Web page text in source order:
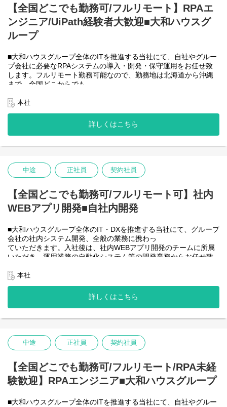
フレックスです。
●AIチーム(４名)●
業務内容
・Microsoft Copilot を利用したエージェント運用・管理
・生成AIを用いたAIエージェントの設計・開発・改善
・Azureを利用したAIエージェント基盤の構築・連携
・AIエージェントの運用支援
入社後は研修の後、チーム開発をベースにOJTを行いながら実案
＜クライアントは大和ハウスグループ全体＞
出資は大和ハウス本体になりますが、売上好調かつDX推進の優先
度が高いため、投資を惜しむことはありません。
潤沢なリソースのもと、最上流から変革を進めていくことが可能
【全国どこでも勤務可/フルリモート】RPAエ
ンジニア/UiPath経験者大歓迎■大和ハウスグ
ループ
■大和ハウスグループ全体のITを推進する当社にて、自社やグルー
プ会社に必要なRPAシステムの導入・開発・保守運用をお任せ致
します。フルリモート勤務可能なので、勤務地は北海道から沖縄
まで、全国どこからでも
社後の勤務地は問いません。また、働く時間に制限もなく、月160
時間の勤務で、午前５時～２２時までの間であれば、自由な時間
に働いていただけます。業務を途中で中断したり、働く時間を調
整できるので、家事、育児、介護などとの両立も可能です。社員
ると思っておりますのでフルフレックスです。
＜クライアントは大和ハウスグループ全体＞
名の
全てに関わるシステムを担っています。
出資は大和ハウス本体になりますが、売上好調かつDX推進の優先
潤沢なリソースのもと、最上流から変革を進めていくことが可能
です。
＜詳細な業務例／基本的な技術仕様＞
業務ヒアリング、要件定義、基本設計、詳細設計、実装、テス
ト、リリースまで開発作業を一気通貫で担当していただきます。
環境の運用・保守までをお任せします。
使用ツール：
-UiPath
-AI-OCR/DX Suite
-MySQL など
本社
詳しくはこちら
中途 正社員 契約社員
【全国どこでも勤務可/フルリモート可】社内
WEBアプリ開発■自社内開発
■大和ハウスグループ全体のIT・DXを推進する当社にて、グループ
会社の社内システム開発、全般の業務に携わっ
ていただきます。入社後は、社内WEBアプリ開発のチームに所属
いただき、運用業務の自動化システム等の開発業務からお任せ致
【将来的に】要件定義から設計、運用まで全般を行い、早い段階
で技術スペシャリストとして、技術面からメンバーを引っ張って
いただく役割を期待しています。
会社としてDX推進を進める中、AIを使って新たな価値を生む仕
す！
＜クライアントは大和ハウスグループ全体＞
大和ハウスグループ480社、グループ従業員数(正社員のみ)48,831
全てに関わるシステムを担っています。
出資は大和ハウス本体になりますが、売上好調かつDX推進の優先
度が高いため、
潤沢なリソースのもと、最上流から変革を進めていくことが可能
本社
詳しくはこちら
中途 正社員 契約社員
【全国どこでも勤務可/フルリモート/RPA未経
験歓迎】RPAエンジニア■大和ハウスグループ
■大和ハウスグループ全体のITを推進する当社にて、自社やグルー